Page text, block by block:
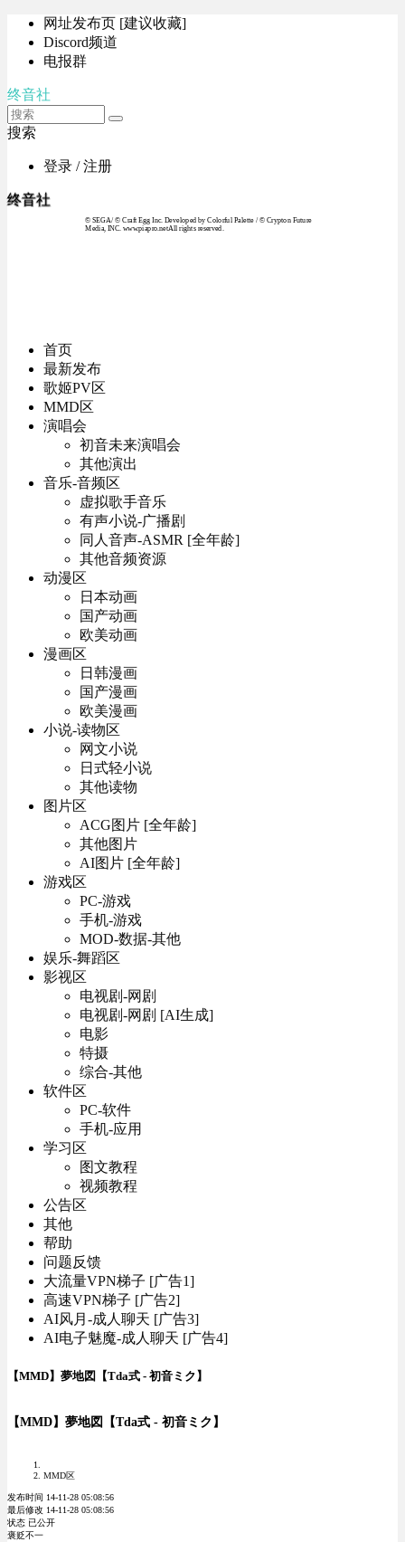
网址发布页 [建议收藏]
Discord频道
电报群
终音社
搜索
登录 / 注册
终音社
© SEGA / © Craft Egg Inc. Developed by Colorful Palette / © Crypton Future
Media, INC. www.piapro.netAll rights reserved.
首页
最新发布
歌姬PV区
MMD区
演唱会
初音未来演唱会
其他演出
音乐-音频区
虚拟歌手音乐
有声小说-广播剧
同人音声-ASMR [全年龄]
其他音频资源
动漫区
日本动画
国产动画
欧美动画
漫画区
日韩漫画
国产漫画
欧美漫画
小说-读物区
网文小说
日式轻小说
其他读物
图片区
ACG图片 [全年龄]
其他图片
AI图片 [全年龄]
游戏区
PC-游戏
手机-游戏
MOD-数据-其他
娱乐-舞蹈区
影视区
电视剧-网剧
电视剧-网剧 [AI生成]
电影
特摄
综合-其他
软件区
PC-软件
手机-应用
学习区
图文教程
视频教程
公告区
其他
帮助
问题反馈
大流量VPN梯子 [广告1]
高速VPN梯子 [广告2]
AI风月-成人聊天 [广告3]
AI电子魅魔-成人聊天 [广告4]
【MMD】夢地図【Tda式 - 初音ミク】
【MMD】夢地図【Tda式 - 初音ミク】
MMD区
发布时间 14-11-28 05:08:56
最后修改 14-11-28 05:08:56
状态 已公开
褒贬不一